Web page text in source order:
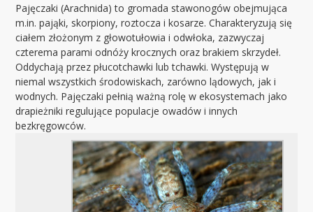
Pajęczaki (Arachnida) to gromada stawonogów obejmująca
m.in. pająki, skorpiony, roztocza i kosarze. Charakteryzują się
ciałem złożonym z głowotułowia i odwłoka, zazwyczaj
czterema parami odnóży krocznych oraz brakiem skrzydeł.
Oddychają przez płucotchawki lub tchawki. Występują w
niemal wszystkich środowiskach, zarówno lądowych, jak i
wodnych. Pajęczaki pełnią ważną rolę w ekosystemach jako
drapieżniki regulujące populacje owadów i innych
bezkręgowców.